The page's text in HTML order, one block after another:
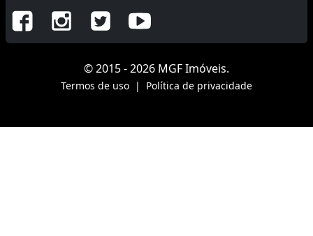
© 2015 - 2026 MGF Imóveis.
Termos de uso | Política de privacidade